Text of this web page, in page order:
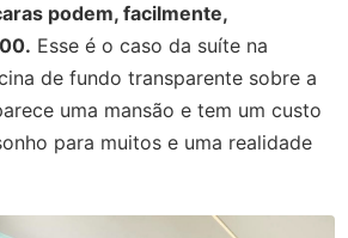
podem, facilmente,
Esse é o caso da suíte na
de fundo transparente sobre a
uma mansão e tem um custo
para muitos e uma realidade